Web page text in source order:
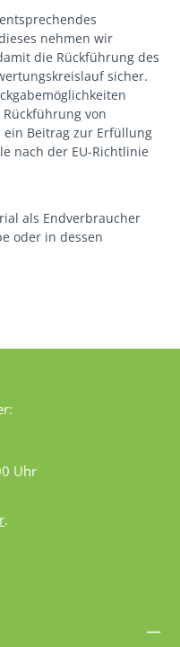
nehmen wir
die Rückführung des
sicher.
von
Beitrag zur Erfüllung
nach der EU-Richtlinie
als Endverbraucher
oder in dessen
Uhr
.